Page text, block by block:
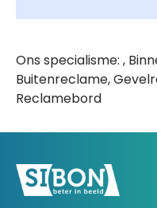
Ons specialisme: ,
Buitenreclame,
Reclamebord